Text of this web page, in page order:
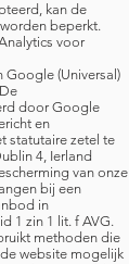
kan de
beperkt.
voor
Google (Universal)
door Google
en
statutaire zetel te
4, Ierland
van onze
bij een
in
1 zin 1 lit. f AVG.
methoden die
website mogelijk